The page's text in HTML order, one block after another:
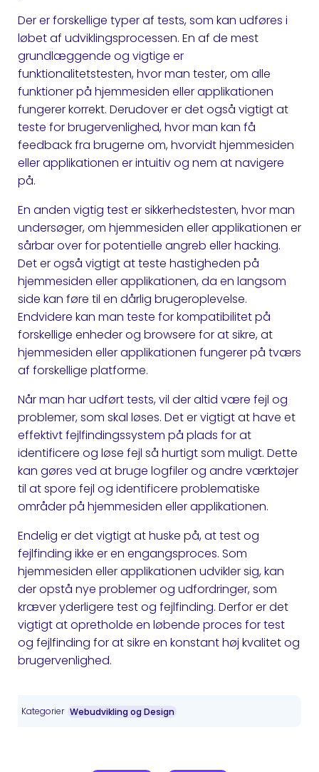
Der er forskellige typer af tests, som kan udføres i
løbet af udviklingsprocessen. En af de mest
grundlæggende og vigtige er
funktionalitetstesten, hvor man tester, om alle
funktioner på hjemmesiden eller applikationen
fungerer korrekt. Derudover er det også vigtigt at
teste for brugervenlighed, hvor man kan få
feedback fra brugerne om, hvorvidt hjemmesiden
eller applikationen er intuitiv og nem at navigere
på.
En anden vigtig test er sikkerhedstesten, hvor man
undersøger, om hjemmesiden eller applikationen er
sårbar over for potentielle angreb eller hacking.
Det er også vigtigt at teste hastigheden på
hjemmesiden eller applikationen, da en langsom
side kan føre til en dårlig brugeroplevelse.
Endvidere kan man teste for kompatibilitet på
forskellige enheder og browsere for at sikre, at
hjemmesiden eller applikationen fungerer på tværs
af forskellige platforme.
Når man har udført tests, vil der altid være fejl og
problemer, som skal løses. Det er vigtigt at have et
effektivt fejlfindingssystem på plads for at
identificere og løse fejl så hurtigt som muligt. Dette
kan gøres ved at bruge logfiler og andre værktøjer
til at spore fejl og identificere problematiske
områder på hjemmesiden eller applikationen.
Endelig er det vigtigt at huske på, at test og
fejlfinding ikke er en engangsproces. Som
hjemmesiden eller applikationen udvikler sig, kan
der opstå nye problemer og udfordringer, som
kræver yderligere test og fejlfinding. Derfor er det
vigtigt at opretholde en løbende proces for test
og fejlfinding for at sikre en konstant høj kvalitet og
brugervenlighed.
Kategorier Webudvikling og Design